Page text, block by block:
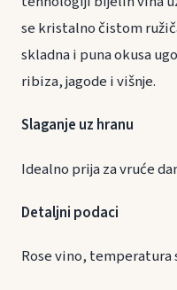
se kristalno čistom
skladna i puna okusa
ribiza, jagode i višnje.
Slaganje uz hranu
Idealno prija za vruće
Detaljni podaci
Rose vino, temperatura